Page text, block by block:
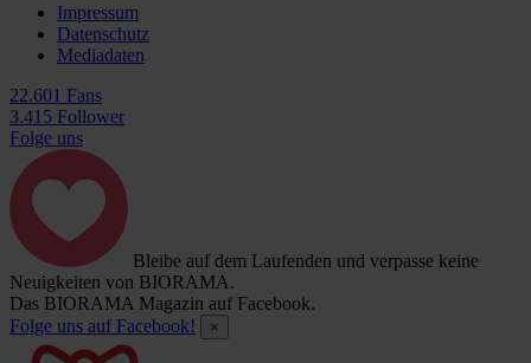
Impressum
Datenschutz
Mediadaten
22.601 Fans
3.415 Follower
Folge uns
Bleibe auf dem Laufenden und verpasse keine
Neuigkeiten von BIORAMA.
Das BIORAMA Magazin auf Facebook.
Folge uns auf Facebook!
×